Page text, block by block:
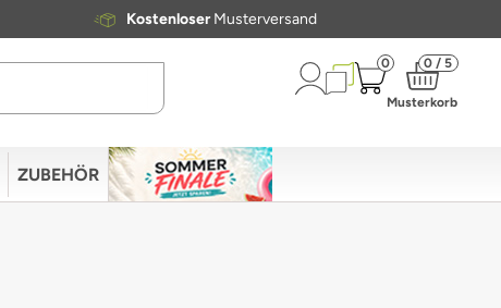
Kostenloser Musterversand
0 0 / 5
Musterkorb
ZUBEHÖR